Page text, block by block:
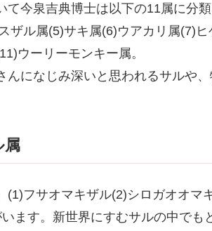
て今泉吉典博士は以下の11属に分
ザル属(5)サキ属(6)ウアカリ属(7)
ウーリーモンキー属。
んになじみ深いと思われるサルや
属
(1)フサオマキザル(2)シロガオオマ
ます。新世界にすむサルの中で